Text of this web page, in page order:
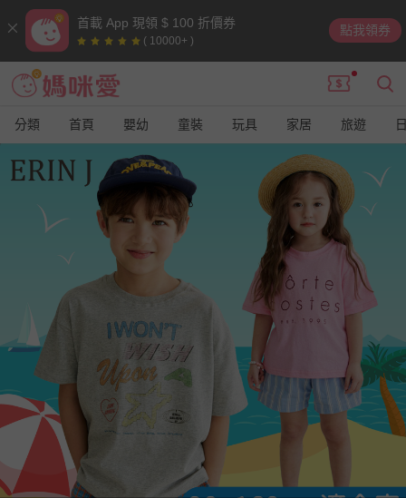
首載 App 現領 $ 100 折價券
( 10000+ )
點我領券
分類 首頁 嬰幼 童裝 玩具 家居 旅遊